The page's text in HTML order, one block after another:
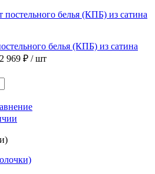
белья (КПБ) из сатина
2 969 ₽ / шт